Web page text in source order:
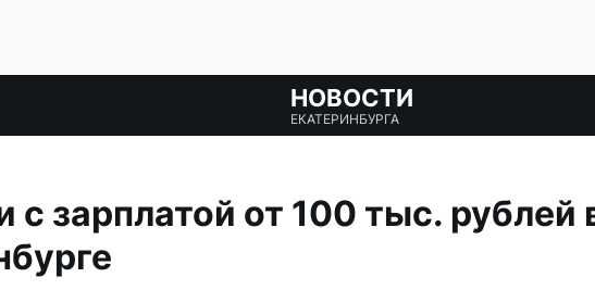
НОВОСТИ
ЕКАТЕРИНБУРГА
с зарплатой от 100 тыс. рублей